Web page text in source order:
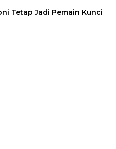
Tetap Jadi Pemain Kunci